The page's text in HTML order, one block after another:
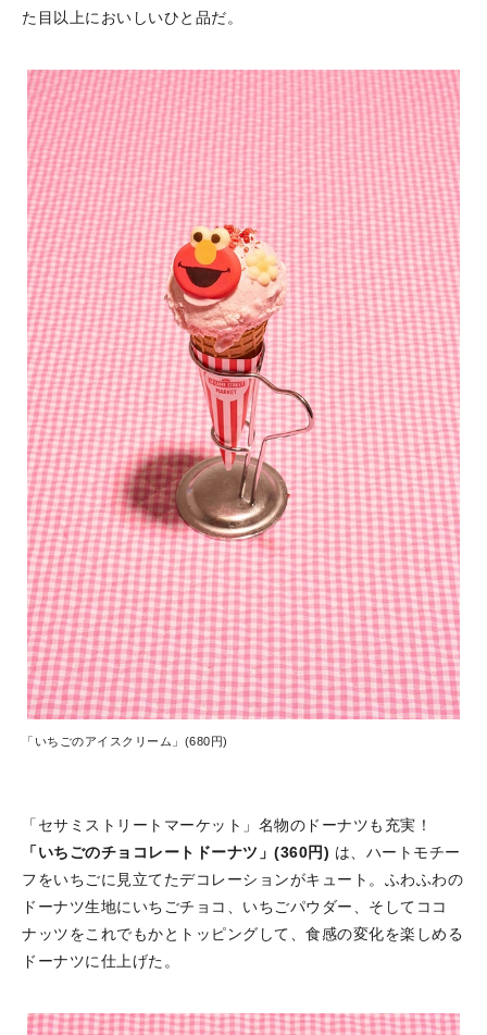
た目以上においしいひと品だ。
「いちごのアイスクリーム」(680円)
「セサミストリートマーケット」名物のドーナツも充実！
「いちごのチョコレートドーナツ」(360円) は、ハートモチー
フをいちごに見立てたデコレーションがキュート。ふわふわの
ドーナツ生地にいちごチョコ、いちごパウダー、そしてココ
ナッツをこれでもかとトッピングして、食感の変化を楽しめる
ドーナツに仕上げた。